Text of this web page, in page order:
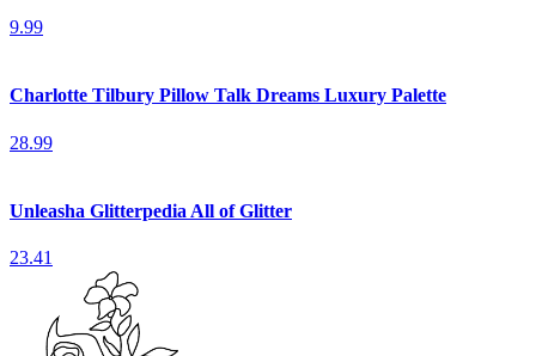
9.99
Charlotte Tilbury Pillow Talk Dreams Luxury Palette
28.99
Unleasha Glitterpedia All of Glitter
23.41